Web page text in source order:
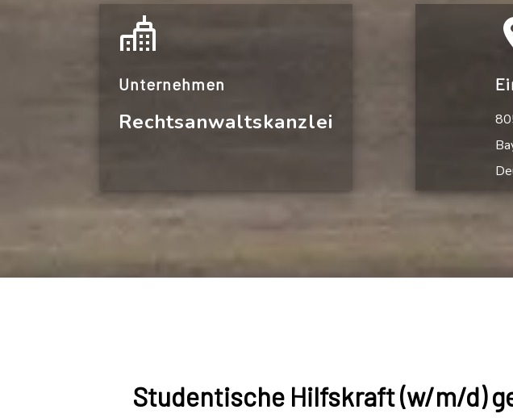
Unternehmen
Rechtsanwaltskanzlei
Studentische Hilfskraft (w/m/d)